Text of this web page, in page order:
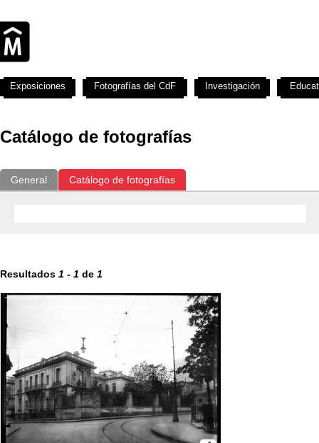
Catálogo de fotografías
General Catálogo de fotografías
Resultados 1 - 1 de 1
Exposiciones Fotografías del CdF Investigación